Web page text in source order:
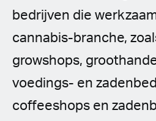
English (United
English (United
Spanish (Spain)
Spanish (Latin
bedrijven die
cannabis-branche,
growshops,
voedings- en
coffeeshops en